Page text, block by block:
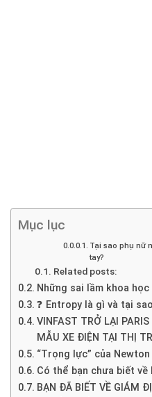
Mục lục
Tại sao phụ nữ
tay?
Related posts:
Những sai lầm khoa
❓ Entropy là gì và tại
VINFAST TRỞ LẠI
MẪU XE ĐIỆN TẠI THỊ
“Trọng lực” của Newton
Có thể bạn chưa biết về
BẠN ĐÃ BIẾT VỀ GIÁM